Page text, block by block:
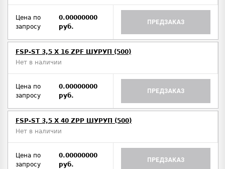
Цена по
запросу
0.00000000
руб.
ПРЕДЗАКАЗ
FSP-ST 3,5 X 16 ZPF ШУРУП (500)
Нет в наличии
Цена по
запросу
0.00000000
руб.
ПРЕДЗАКАЗ
FSP-ST 3,5 X 40 ZPP ШУРУП (500)
Нет в наличии
Цена по
запросу
0.00000000
руб.
ПРЕДЗАКАЗ